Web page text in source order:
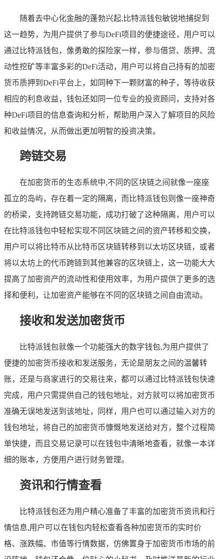
随着去中心化金融的蓬勃兴起,比特派钱包敏锐地捕捉到
这一趋势，为用户提供了参与DeFi项目的便捷途径，用户可以
通过比特派钱包，像勇敢的探险家一样，参与借贷、质押、流
动性挖矿等丰富多彩的DeFi活动，用户可以将自己持有的加密
货币质押到DeFi平台上，如同种下一颗财富的种子，等待收获
相应的利息收益，钱包还如同一位专业的投资顾问，支持对各
种DeFi项目的信息查询和分析，帮助用户深入了解项目的风险
和收益情况，从而做出更加明智的投资决策。
跨链交易
在加密货币的生态系统中,不同的区块链之间就像一座座
孤立的岛屿，存在着一定的隔离，而比特派钱包则像一座神奇
的桥梁，支持跨链交易功能，成功打破了这种隔离，用户可以
在比特派钱包中轻松实现不同区块链之间的资产转移和交换，
用户可以将比特币从比特币区块链转移到以太坊区块链，或者
将以太坊上的代币跨链到其他兼容的区块链上，这一功能大大
提高了加密资产的流动性和使用效率，为用户提供了更多的选
择和便利，让加密资产能够在不同的区块链之间自由流动。
接收和发送加密货币
比特派钱包就像一个功能强大的数字钱包,为用户提供了
便捷的加密货币接收和发送服务，无论是朋友之间的温馨转
账，还是与商家进行的交易往来，都可以通过比特派钱包快速
完成，用户只需提供自己的钱包地址，对方就可以将加密货币
准确无误地发送到该地址，同样，用户也可以通过输入对方的
钱包地址，将自己的加密货币慷慨地发送给对方，整个过程简
单快捷，而且交易记录可以在钱包中清晰地查看，就像一本详
细的账本，方便用户进行财务管理。
资讯和行情查看
比特派钱包还为用户精心准备了丰富的加密货币资讯和行
情信息,用户可以在钱包内轻松查看各种加密货币的实时价
格、涨跌幅、市值等行情数据，仿佛置身于加密货币市场的前